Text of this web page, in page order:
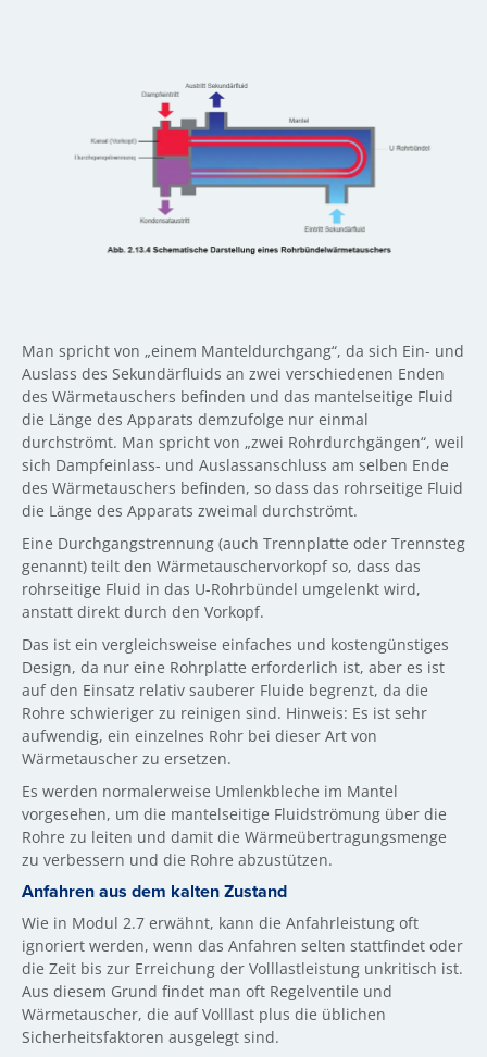
Man spricht von „einem Manteldurchgang“, da sich Ein- und
Auslass des Sekundärfluids an zwei verschiedenen Enden
des Wärmetauschers befinden und das mantelseitige Fluid
die Länge des Apparats demzufolge nur einmal
durchströmt. Man spricht von „zwei Rohrdurchgängen“, weil
sich Dampfeinlass- und Auslassanschluss am selben Ende
des Wärmetauschers befinden, so dass das rohrseitige Fluid
die Länge des Apparats zweimal durchströmt.
Eine Durchgangstrennung (auch Trennplatte oder Trennsteg
genannt) teilt den Wärmetauschervorkopf so, dass das
rohrseitige Fluid in das U-Rohrbündel umgelenkt wird,
anstatt direkt durch den Vorkopf.
Das ist ein vergleichsweise einfaches und kostengünstiges
Design, da nur eine Rohrplatte erforderlich ist, aber es ist
auf den Einsatz relativ sauberer Fluide begrenzt, da die
Rohre schwieriger zu reinigen sind. Hinweis: Es ist sehr
aufwendig, ein einzelnes Rohr bei dieser Art von
Wärmetauscher zu ersetzen.
Es werden normalerweise Umlenkbleche im Mantel
vorgesehen, um die mantelseitige Fluidströmung über die
Rohre zu leiten und damit die Wärmeübertragungsmenge
zu verbessern und die Rohre abzustützen.
Anfahren aus dem kalten Zustand
Wie in Modul 2.7 erwähnt, kann die Anfahrleistung oft
ignoriert werden, wenn das Anfahren selten stattfindet oder
die Zeit bis zur Erreichung der Volllastleistung unkritisch ist.
Aus diesem Grund findet man oft Regelventile und
Wärmetauscher, die auf Volllast plus die üblichen
Sicherheitsfaktoren ausgelegt sind.